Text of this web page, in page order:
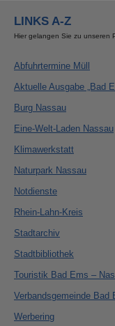
LINKS A-Z
Hier gelangen Sie zu unseren
Abfuhrtermine Müll
Aktuelle Ausgabe „Bad
Burg Nassau
Eine-Welt-Laden Nassau
Klimawerkstatt
Naturpark Nassau
Notdienste
Rhein-Lahn-Kreis
Stadtarchiv
Stadtbibliothek
Touristik Bad Ems –
Verbandsgemeinde Bad
Werbering